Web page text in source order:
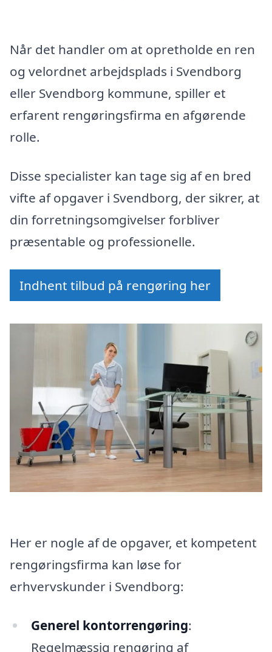
Når det handler om at opretholde en ren
og velordnet arbejdsplads i Svendborg
eller Svendborg kommune, spiller et
erfarent rengøringsfirma en afgørende
rolle.
Disse specialister kan tage sig af en bred
vifte af opgaver i Svendborg, der sikrer, at
din forretningsomgivelser forbliver
præsentable og professionelle.
Indhent tilbud på rengøring her
Her er nogle af de opgaver, et kompetent
rengøringsfirma kan løse for
erhvervskunder i Svendborg:
Generel kontorrengøring:
Regelmæssig rengøring af